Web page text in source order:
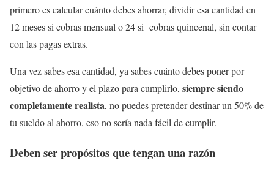
primero es calcular cuánto debes ahorrar, dividir esa cantidad en
12 meses si cobras mensual o 24 si cobras quincenal, sin contar
con las pagas extras.
Una vez sabes esa cantidad, ya sabes cuánto debes poner por
objetivo de ahorro y el plazo para cumplirlo, siempre siendo
completamente realista, no puedes pretender destinar un 50% de
tu sueldo al ahorro, eso no sería nada fácil de cumplir.
Deben ser propósitos que tengan una razón